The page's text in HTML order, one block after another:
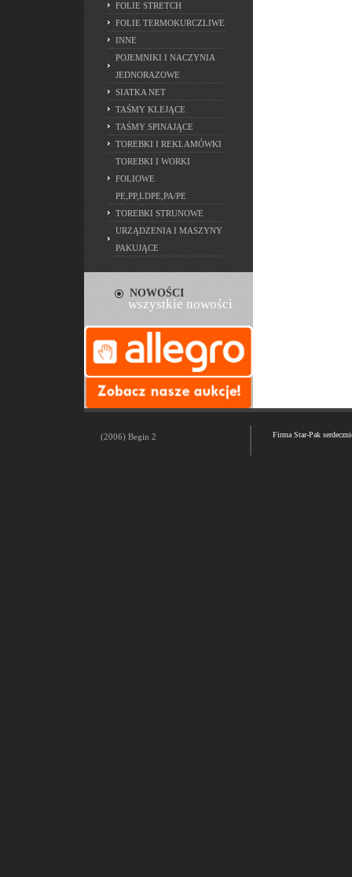
FOLIE STRETCH
FOLIE TERMOKURCZLIWE
INNE
POJEMNIKI I NACZYNIA
JEDNORAZOWE
SIATKA NET
TAŚMY KLEJĄCE
TAŚMY SPINAJĄCE
TOREBKI I REKLAMÓWKI
TOREBKI I WORKI
FOLIOWE
PE,PP,LDPE,PA/PE
TOREBKI STRUNOWE
URZĄDZENIA I MASZYNY
PAKUJĄCE
NOWOŚCI
wszystkie nowości
(2006) Begin 2 Firma Star-Pak